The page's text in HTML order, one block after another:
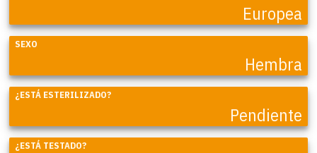
Europea
SEXO
Hembra
¿ESTÁ ESTERILIZADO?
Pendiente
¿ESTÁ TESTADO?